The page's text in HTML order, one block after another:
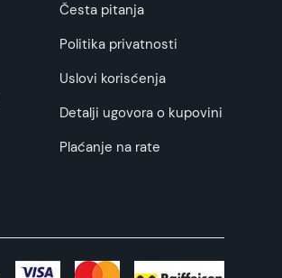
Česta pitanja
Politika privatnosti
Uslovi korisćenja
Detalji ugovora o kupovini
Plaćanje na rate